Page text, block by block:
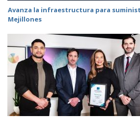
Avanza la infraestructura para
Mejillones